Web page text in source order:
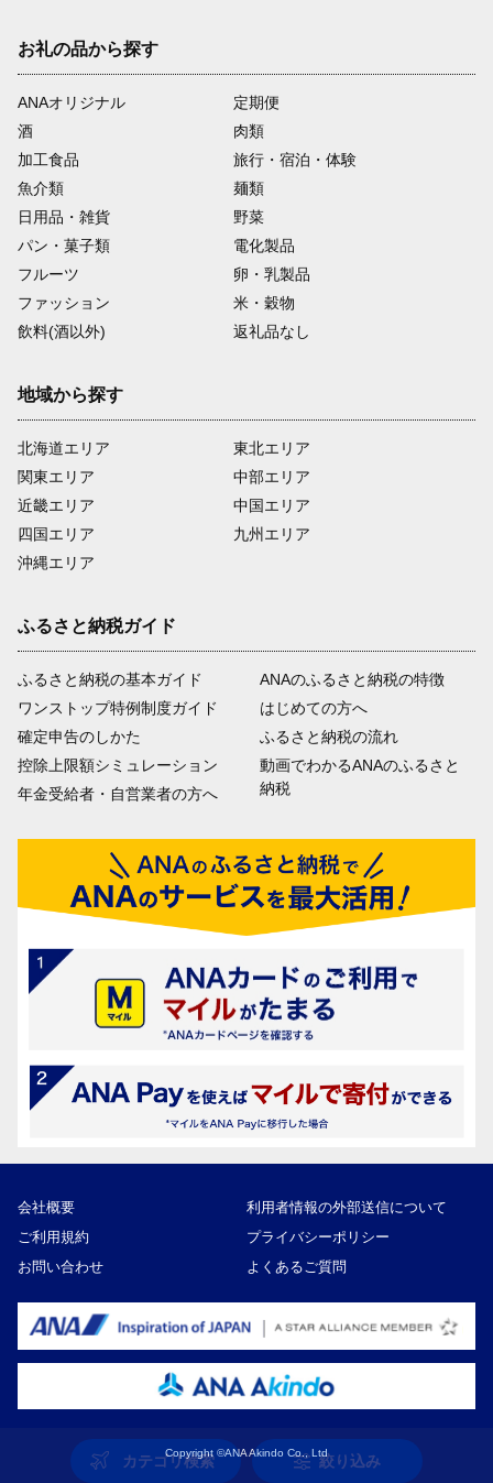
カテゴリ検索 絞り込み
お礼の品から探す
ANAオリジナル
定期便
酒
肉類
加工食品
旅行・宿泊・体験
魚介類
麺類
日用品・雑貨
野菜
パン・菓子類
電化製品
フルーツ
卵・乳製品
ファッション
米・穀物
飲料(酒以外)
返礼品なし
地域から探す
北海道エリア
関東エリア
近畿エリア
四国エリア
沖縄エリア
東北エリア
中部エリア
中国エリア
九州エリア
ふるさと納税ガイド
ふるさと納税の基本ガイド
ワンストップ特例制度ガイド
確定申告のしかた
控除上限額シミュレーション
年金受給者・自営業者の方へ
ANAのふるさと納税の特徴
はじめての方へ
ふるさと納税の流れ
動画でわかるANAのふるさと
納税
会社概要
利用者情報の外部送信について
ご利用規約
プライバシーポリシー
お問い合わせ
よくあるご質問
Copyright ©ANA Akindo Co., Ltd